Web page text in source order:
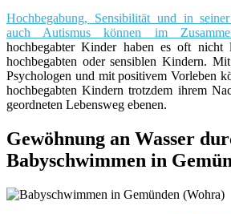
Hochbegabung, Sensibilität und in
auch Autismus können im
hochbegabter Kinder haben es oft
hochbegabten oder sensiblen Kindern.
Psychologen und mit positivem Vorleben
hochbegabten Kindern trotzdem ihrem
geordneten Lebensweg ebenen.
Gewöhnung an Wasser
Babyschwimmen in